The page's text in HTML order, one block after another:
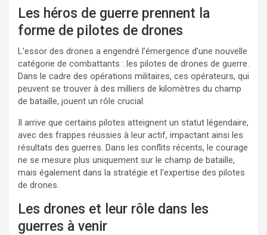
Les héros de guerre prennent la
forme de pilotes de drones
L’essor des drones a engendré l’émergence d’une nouvelle
catégorie de combattants : les pilotes de drones de guerre.
Dans le cadre des opérations militaires, ces opérateurs, qui
peuvent se trouver à des milliers de kilomètres du champ
de bataille, jouent un rôle crucial.
Il arrive que certains pilotes atteignent un statut légendaire,
avec des frappes réussies à leur actif, impactant ainsi les
résultats des guerres. Dans les conflits récents, le courage
ne se mesure plus uniquement sur le champ de bataille,
mais également dans la stratégie et l’expertise des pilotes
de drones.
Les drones et leur rôle dans les
guerres à venir